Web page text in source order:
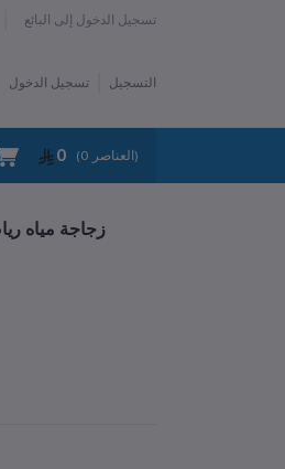
تسجيل الدخول إلى البائع
تسجيل الدخول التسجيل
اتصل بنا سياسة الخصوصية 0 (0 العناصر)
زجاجة مياه